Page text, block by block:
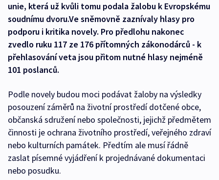
unie, která už kvůli tomu podala žalobu k Evropskému
soudnímu dvoru.Ve sněmovně zaznívaly hlasy pro
podporu i kritika novely. Pro předlohu nakonec
zvedlo ruku 117 ze 176 přítomných zákonodárců - k
přehlasování veta jsou přitom nutné hlasy nejméně
101 poslanců.
Podle novely budou moci podávat žaloby na výsledky
posouzení záměrů na životní prostředí dotčené obce,
občanská sdružení nebo společnosti, jejichž předmětem
činnosti je ochrana životního prostředí, veřejného zdraví
nebo kulturních památek. Předtím ale musí řádně
zaslat písemné vyjádření k projednávané dokumentaci
nebo posudku.